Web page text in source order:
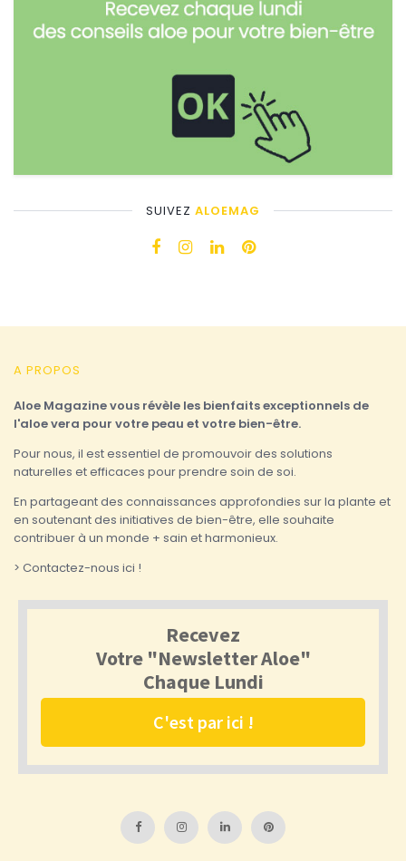
SUIVEZ ALOEMAG
A PROPOS
Aloe Magazine vous révèle les bienfaits exceptionnels de
l'aloe vera pour votre peau et votre bien-être.
Pour nous, il est essentiel de promouvoir des solutions
naturelles et efficaces pour prendre soin de soi.
En partageant des connaissances approfondies sur la plante et
en soutenant des initiatives de bien-être, elle souhaite
contribuer à un monde + sain et harmonieux.
> Contactez-nous ici !